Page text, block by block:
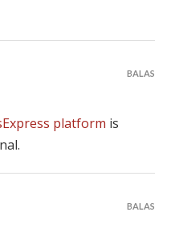
platform is
BALAS
BALAS